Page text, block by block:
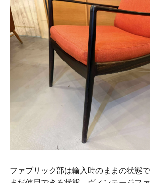
ファブリック部は輸入時のままの状態で